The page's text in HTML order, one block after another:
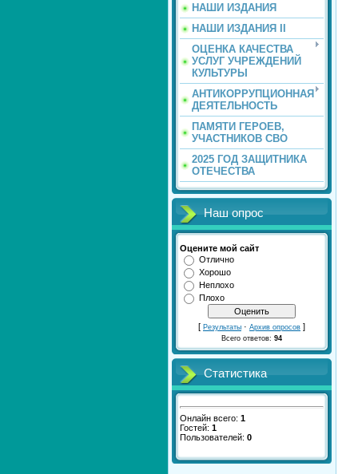
НАШИ ИЗДАНИЯ
НАШИ ИЗДАНИЯ II
ОЦЕНКА КАЧЕСТВА
УСЛУГ УЧРЕЖДЕНИЙ
КУЛЬТУРЫ
АНТИКОРРУПЦИОННАЯ
ДЕЯТЕЛЬНОСТЬ
ПАМЯТИ ГЕРОЕВ,
УЧАСТНИКОВ СВО
2025 ГОД ЗАЩИТНИКА
ОТЕЧЕСТВА
Наш опрос
Оцените мой сайт
Отлично
Хорошо
Неплохо
Плохо
[ Результаты · Архив опросов ]
Всего ответов: 94
Статистика
Онлайн всего: 1
Гостей: 1
Пользователей: 0